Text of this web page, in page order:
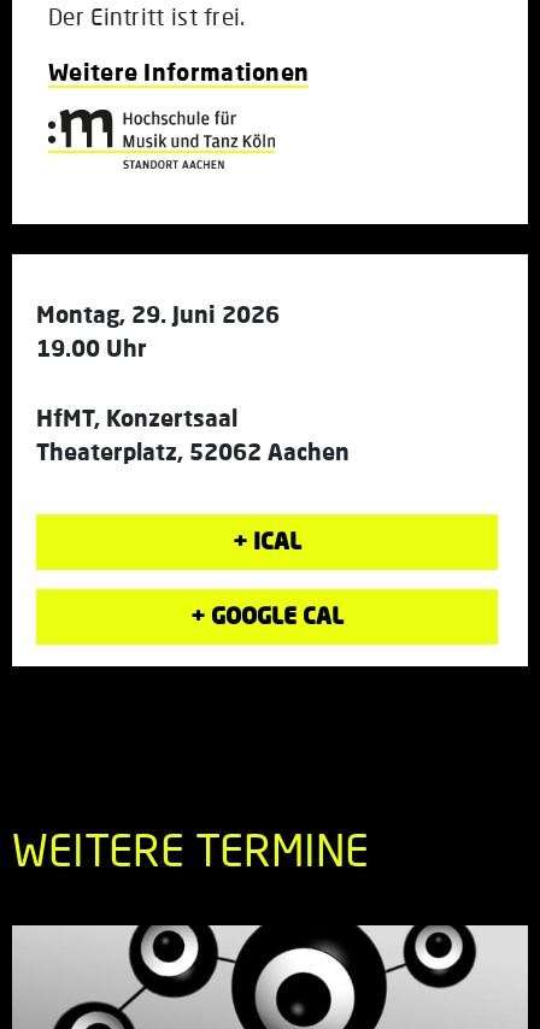
Der Eintritt ist frei.
Weitere Informationen
Montag, 29. Juni 2026
19.00 Uhr
HfMT, Konzertsaal
Theaterplatz, 52062 Aachen
+ ICAL
+ GOOGLE CAL
WEITERE TERMINE